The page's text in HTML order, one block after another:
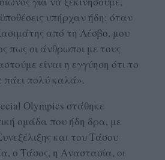
υπήρχαν ήδη: όταν
από τη Λέσβο, μου
πως οι άνθρωποι με τους
είναι η εγγύηση ότι το
πολύ καλά».
Olympics στάθηκε
ομάδα που ήδη δρα, με
και του Τάσου
ο Τάσος, η Αναστασία, οι